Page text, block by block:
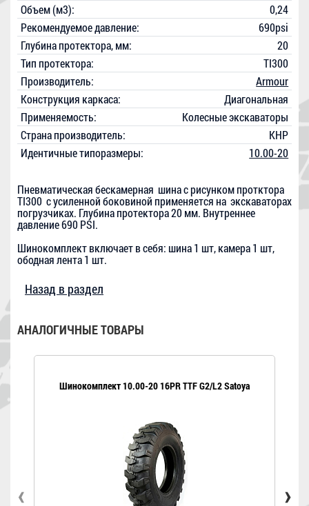
Объем (м3):
0,24
Рекомендуемое давление:
690psi
Глубина протектора, мм:
20
Тип протектора:
TI300
Производитель:
Armour
Конструкция каркаса:
Диагональная
Применяемость:
Колесные экскаваторы
Страна производитель:
КНР
Идентичные типоразмеры:
10.00-20
Пневматическая бескамерная шина с рисунком протктора
TI300 c усиленной боковиной применяется на экскаваторах
погрузчиках. Глубина протектора 20 мм. Внутреннее
давление 690 PSI.
Шинокомплект включает в себя: шина 1 шт, камера 1 шт,
ободная лента 1 шт.
Назад в раздел
АНАЛОГИЧНЫЕ ТОВАРЫ
Шинокомплект 10.00-20 16PR TTF G2/L2 Satoya
‹ ›